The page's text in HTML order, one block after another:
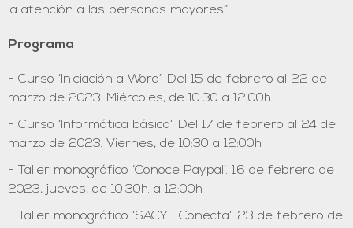
la atención a las personas mayores”.
Programa
Curso ‘Iniciación a Word’. Del 15 de febrero al 22 de
marzo de 2023. Miércoles, de 10:30 a 12:00h.
Curso ‘Informática básica’. Del 17 de febrero al 24 de
marzo de 2023. Viernes, de 10:30 a 12:00h.
Taller monográfico ‘Conoce Paypal’. 16 de febrero de
2023, jueves, de 10:30h. a 12:00h.
Taller monográfico ‘SACYL Conecta’. 23 de febrero de